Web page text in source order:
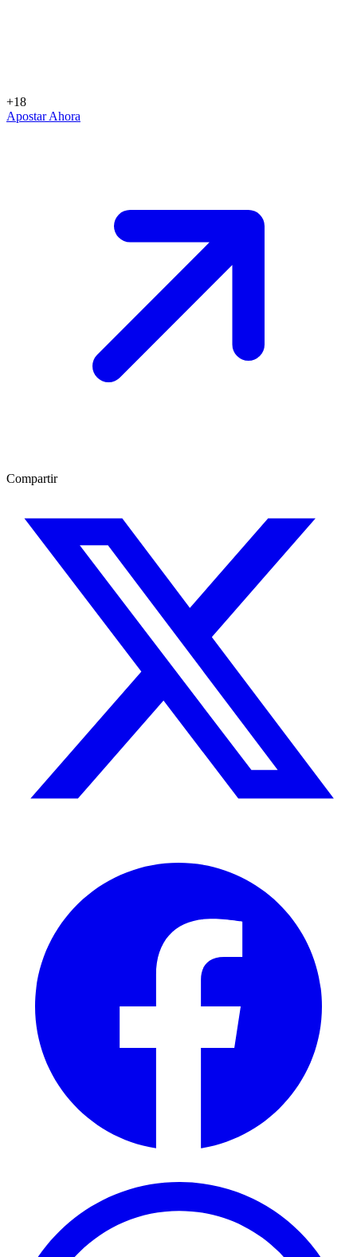
+18
Apostar Ahora
Compartir